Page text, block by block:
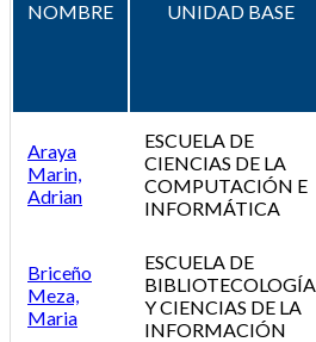
NOMBRE UNIDAD BASE
Araya
Marin,
Adrian
ESCUELA DE
CIENCIAS DE LA
COMPUTACIÓN E
INFORMÁTICA
Briceño
Meza,
Maria
ESCUELA DE
BIBLIOTECOLOGÍA
Y CIENCIAS DE LA
INFORMACIÓN